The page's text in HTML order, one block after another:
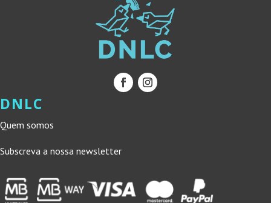
DNLC
Quem somos
Subscreva a nossa newsletter